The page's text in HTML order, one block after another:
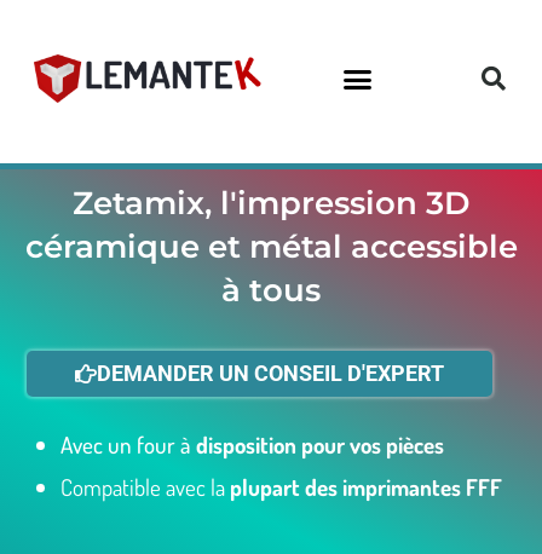
contenu
Zetamix, l'impression 3D
céramique et métal accessible
à tous
DEMANDER UN CONSEIL D'EXPERT
Avec un four à disposition pour vos pièces
Compatible avec la plupart des imprimantes FFF